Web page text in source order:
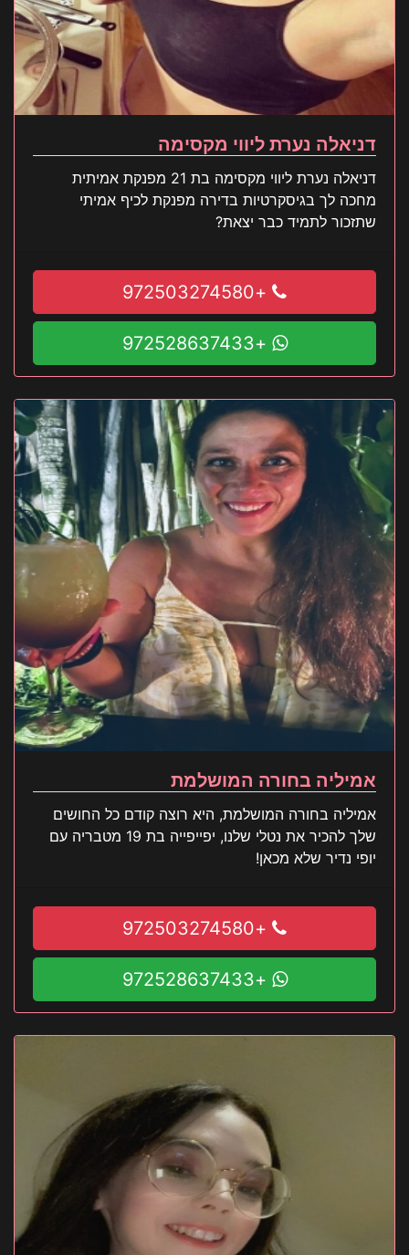
דניאלה נערת ליווי מקסימה
דניאלה נערת ליווי מקסימה בת 21 מפנקת אמיתית
מחכה לך בגיסקרטיות בדירה מפנקת לכיף אמיתי
שתזכור לתמיד כבר יצאת?
+972503274580
+972528637433
אמיליה בחורה המושלמת
אמיליה בחורה המושלמת, היא רוצה קודם כל החושים
שלך להכיר את נטלי שלנו, יפייפייה בת 19 מטבריה עם
יופי נדיר שלא מכאן!
+972503274580
+972528637433